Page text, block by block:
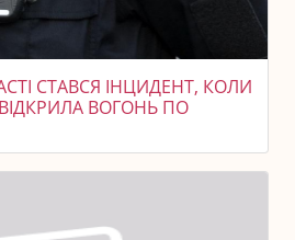
СТАВСЯ ІНЦИДЕНТ, КОЛИ
ВОГОНЬ ПО